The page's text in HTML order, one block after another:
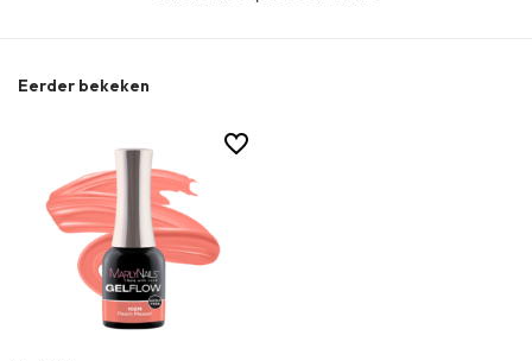
Eerder bekeken